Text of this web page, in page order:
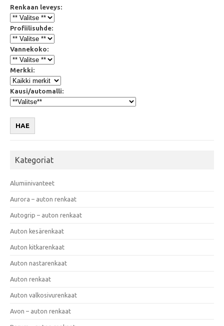
Renkaan leveys:
Profiilisuhde:
Vannekoko:
Merkki:
Kausi/automalli:
HAE
Kategoriat
Alumiinivanteet
Aurora – auton renkaat
Autogrip – auton renkaat
Auton kesärenkaat
Auton kitkarenkaat
Auton nastarenkaat
Auton renkaat
Auton valkosivurenkaat
Avon – auton renkaat